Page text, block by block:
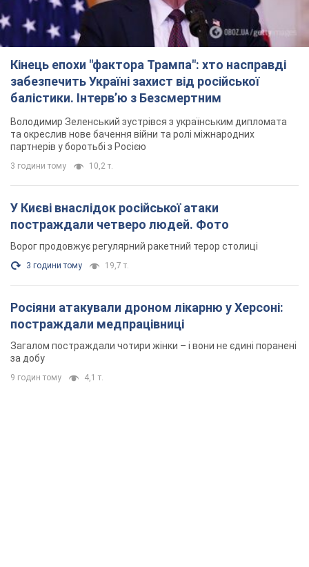
Кінець епохи "фактора Трампа": хто насправді
забезпечить Україні захист від російської
балістики. Інтерв’ю з Безсмертним
Володимир Зеленський зустрівся з українським дипломата
та окреслив нове бачення війни та ролі міжнародних
партнерів у боротьбі з Росією
3 години тому 10,2 т.
У Києві внаслідок російської атаки
постраждали четверо людей. Фото
Ворог продовжує регулярний ракетний терор столиці
3 години тому 19,7 т.
Росіяни атакували дроном лікарню у Херсоні:
постраждали медпрацівниці
Загалом постраждали чотири жінки – і вони не єдині поранені
за добу
9 годин тому 4,1 т.